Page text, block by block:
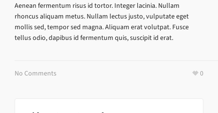
Aenean fermentum risus id tortor. Integer lacinia. Nullam
rhoncus aliquam metus. Nullam lectus justo, vulputate eget
mollis sed, tempor sed magna. Aliquam erat volutpat. Fusce
tellus odio, dapibus id fermentum quis, suscipit id erat.
No Comments 0